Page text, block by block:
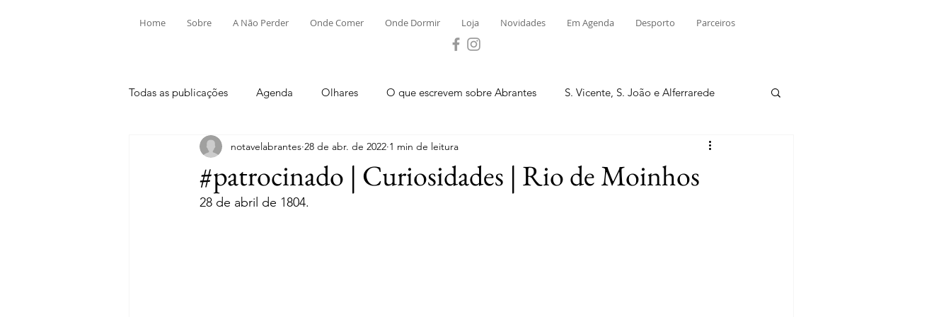
Home Sobre A Não Perder Onde Comer Onde Dormir Loja Novidades Em Agenda Desporto Parceiros
Todas as publicações Agenda Olhares O que escrevem sobre Abrantes S. Vicente, S. João e Alferrarede
Aldeia do Mato e Souto Alvega e Concavada Bemposta
Mouriscas Pego Rio de Moinhos
#patrocinado | Curiosidades | Rio de Moinhos
notavelabrantes 28 de abr. de 2022 1 min de leitura
28 de abril de 1804.